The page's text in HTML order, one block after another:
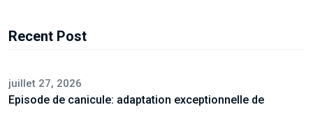
Recent Post
juillet 27, 2026
Episode de canicule: adaptation exceptionnelle de